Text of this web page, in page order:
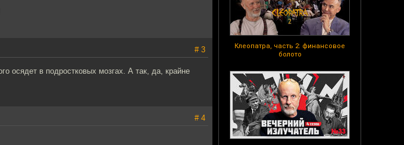
Клеопатра, часть 2: финансовое
болото
# 3
осядет в подростковых мозгах. А так, да, крайне
# 4